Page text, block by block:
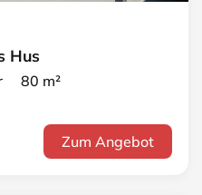
Hus
80 m²
Zum Angebot